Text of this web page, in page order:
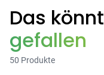
Categories
Das
gefallen
50 Produkte